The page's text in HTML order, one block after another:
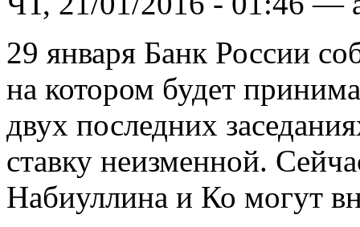
29 января Банк России
на котором будет
двух последних
ставку неизменной.
Набиуллина и Ко могут